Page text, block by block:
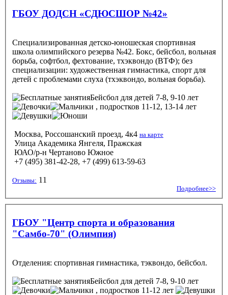
ГБОУ ДОДСН «СДЮСШОР №42»
Специализированная детско-юношеская спортивная
школа олимпийского резерва №42. Бокс, бейсбол, вольная
борьба, софтбол, фехтование, тхэквондо (ВТФ); без
специализации: художественная гимнастика, спорт для
детей с проблемами слуха (тхэквондо, вольная борьба).
Бейсбол для детей 7-8, 9-10 лет
, подростков 11-12, 13-14 лет
Москва, Россошанский проезд, 4к4 на карте
Улица Академика Янгеля, Пражская
ЮАО/р-н Чертаново Южное
+7 (495) 381-42-28, +7 (499) 613-59-63
Отзывы: 11
Подробнее>>
ГБОУ "Центр спорта и образования
"Самбо-70" (Олимпия)
Отделения: спортивная гимнастика, тэквондо, бейсбол.
Бейсбол для детей 7-8, 9-10 лет
, подростков 11-12 лет